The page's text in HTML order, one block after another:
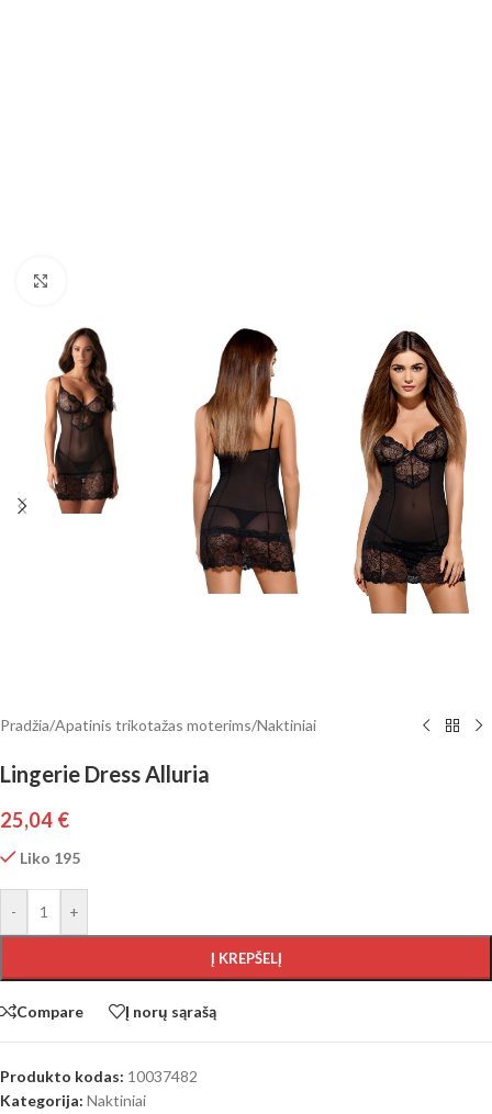
Pradžia/Apatinis trikotažas moterims/Naktiniai
Lingerie Dress Alluria
25,04 €
Liko 195
- +
Į KREPŠELĮ
Compare Į norų sąrašą
Produkto kodas: 10037482
Kategorija: Naktiniai